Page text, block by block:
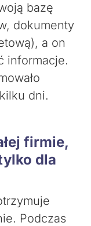
bazę
dokumenty
a on
informacje.
dni.
firmie,
dla
Podczas